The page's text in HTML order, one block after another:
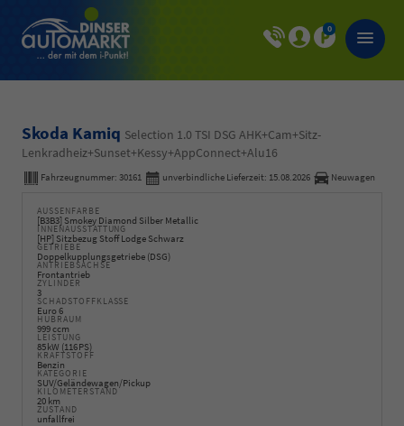
0
Skoda Kamiq Selection 1.0 TSI DSG AHK+Cam+Sitz-
Lenkradheiz+Sunset+Kessy+AppConnect+Alu16
Fahrzeugnummer: 30161 unverbindliche Lieferzeit: 15.08.2026 Neuwagen
AUSSENFARBE
[B3B3] Smokey Diamond Silber Metallic
INNENAUSSTATTUNG
[HP] Sitzbezug Stoff Lodge Schwarz
GETRIEBE
Doppelkupplungsgetriebe (DSG)
ANTRIEBSACHSE
Frontantrieb
ZYLINDER
3
SCHADSTOFFKLASSE
Euro 6
HUBRAUM
999 ccm
LEISTUNG
85 kW (116 PS)
KRAFTSTOFF
Benzin
KATEGORIE
SUV/Geländewagen/Pickup
KILOMETERSTAND
20 km
ZUSTAND
unfallfrei